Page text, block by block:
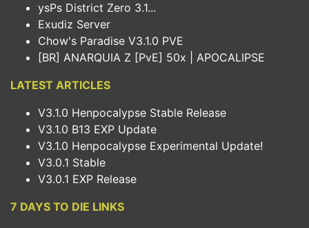
ysPs District Zero 3.1...
Exudiz Server
Chow's Paradise V3.1.0 PVE
[BR] ANARQUIA Z [PvE] 50x | APOCALIPSE
LATEST ARTICLES
V3.1.0 Henpocalypse Stable Release
V3.1.0 B13 EXP Update
V3.1.0 Henpocalypse Experimental Update!
V3.0.1 Stable
V3.0.1 EXP Release
7 DAYS TO DIE LINKS